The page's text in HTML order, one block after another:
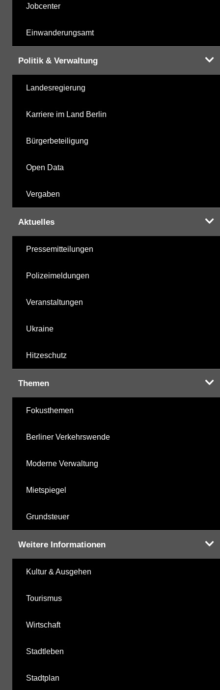
Jobcenter
Einwanderungsamt
Politik & Verwaltung
Landesregierung
Karriere im Land Berlin
Bürgerbeteiligung
Open Data
Vergaben
Aktuelles
Pressemitteilungen
Polizeimeldungen
Veranstaltungen
Ukraine
Hitzeschutz
Themen
Fokusthemen
Berliner Verkehrswende
Moderne Verwaltung
Mietspiegel
Grundsteuer
Weitere Informationen
Kultur & Ausgehen
Tourismus
Wirtschaft
Stadtleben
Stadtplan